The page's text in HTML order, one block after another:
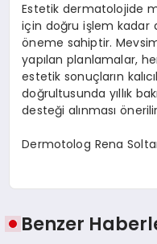
Estetik dermatolojide
için doğru işlem kadar
öneme sahiptir.
yapılan planlamalar,
estetik sonuçların
doğrultusunda yıllık
desteği alınması
Dermotolog Rena
Benzer